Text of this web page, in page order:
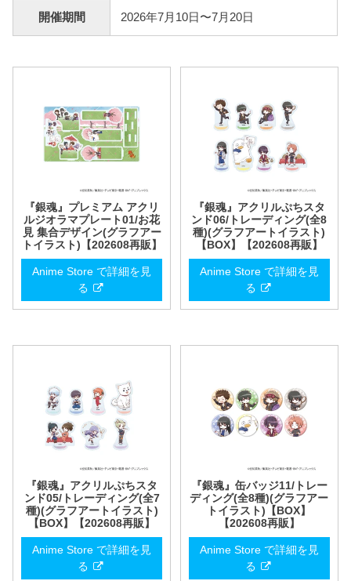
開催期間 2026年7月10日〜7月20日
『銀魂』プレミアム アクリ
ルジオラマプレート01/お花
見 集合デザイン(グラフアー
トイラスト)【202608再販】
Anime Store で詳細を見
る
『銀魂』アクリルぷちスタ
ンド06/トレーディング(全8
種)(グラフアートイラスト)
【BOX】【202608再販】
Anime Store で詳細を見
る
『銀魂』アクリルぷちスタ
ンド05/トレーディング(全7
種)(グラフアートイラスト)
【BOX】【202608再販】
Anime Store で詳細を見
る
『銀魂』缶バッジ11/トレー
ディング(全8種)(グラフアー
トイラスト)【BOX】
【202608再販】
Anime Store で詳細を見
る